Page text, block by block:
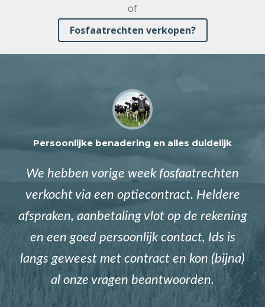
of
Fosfaatrechten verkopen?
Persoonlijke benadering en alles duidelijk
We hebben vorige week fosfaatrechten
verkocht via een optiecontract. Heldere
afspraken, aanbetaling vlot op de rekening
en een goed persoonlijk contact, Ids is
langs geweest met contract en kon (bijna)
al onze vragen beantwoorden.